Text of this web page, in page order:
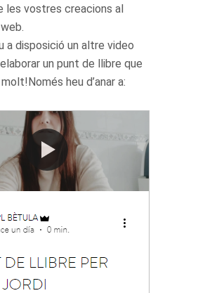
les vostres creacions al
a disposició un altre video
un punt de llibre que
heu d’anar a: